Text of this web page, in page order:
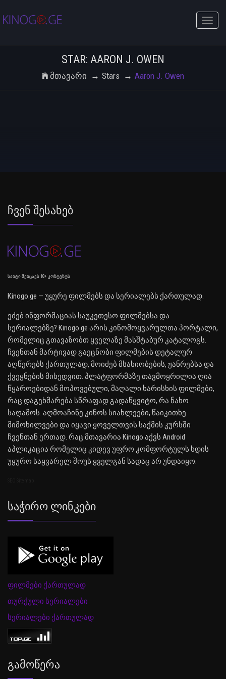
Toggle
STAR: AARON J. OWEN
Მთავარი Stars Aaron J. Owen
Ჩვენ Შესახებ
საიტი შეიცავს 18+ კონტენტს
Kinogo.ge — უყურე ფილმებს და სერიალებს ქართულად.
ეძებ ინფორმაციას საუკეთესო ფილმებსა და
სერიალებზე? Kinogo.ge არის კინომოყვარულთა პორტალი,
რომელიც გთავაზობთ ყველაზე მასშტაბურ კატალოგს.
ჩვენთან მარტივად გაეცნობი ფილმების დეტალურ
აღწერებს ქართულად, მოიძებ მსახიობების, ჟანრებსა და
ქვეყნების მიხედვით. პლატფორმაზე თავმოყრილია ღია
წყაროებიდან მოპოვებული, მაღალი ხარისხის ფილმები,
რაც დაგეხმარება სწრაფად გადაწყვიტო, რა ნახო
საღამოს. აღმოაჩინე კინოს სიახლეები, წაიკითხე
მიმოხილვები და იყავი ყოველთვის საქმის კურსში
ჩვენთან ერთად. რაც მთავარია Kinogo აქვს Android
აპლიკაცია რომელიც კიდევ უფრო კომფორტულს ხდის
უყურო საყვარელ შოუს ყველგან სადაც არ უნდაიყო.
Საჭირო Ლინკები
ფილმები ქართულად
თურქული სერიალები
სერიალები ქართულად
Გამოწერა